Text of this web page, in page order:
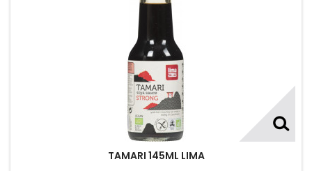
TAMARI 145ML LIMA